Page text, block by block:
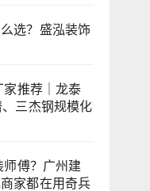
选？盛泓装饰
家推荐｜龙泰
三杰钢规模化
师傅？广州建
家都在用奇兵